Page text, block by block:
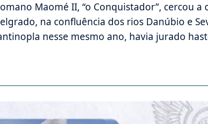
Maomé II, “o Conquistador”, cercou a
na confluência dos rios Danúbio e
nesse mesmo ano, havia jurado